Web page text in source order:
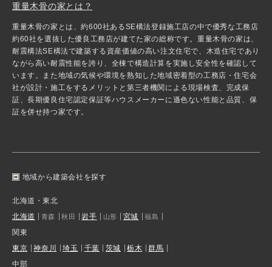
重量木骨の家とは？
重量木骨の家とは、約600社あるSE構法登録施工店の中で優秀な工務店
約60社を選抜した優良工務店が建てた家の総称です。重量木骨の家は、
耐震構法SE構法で建築する資産価値の高い注文住宅で、木造住宅であり
ながら高い耐震性能を誇り、全棟で構造計算を実施し安全性を確認して
います。また地域の気候や環境を熟知した地域密着型の工務店・住宅会
社が設計・施工をするメリットと第三者機関による現場検査、完成保
証、長期優良住宅認定保証等ハウスメーカーに遜色ない性能と品質、保
証を併せ持つ家です。
地域から建築会社を探す
北海道・東北
北海道
青森 秋田 岩手 山形 宮城 福島
関東
東京
神奈川 埼玉 千葉 茨城 栃木
群馬
中部